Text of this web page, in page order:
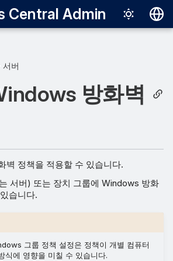
Central Admin
Español
Français
日本語
한국어
Português
中文（繁體）
서버
방화벽
벽 정책을 적용할 수 있습니다.
서버) 또는 장치 그룹에 Windows 방화
습니다.
그룹 정책 설정은 정책이 개별 컴퓨터
식에 영향을 미칠 수 있습니다.